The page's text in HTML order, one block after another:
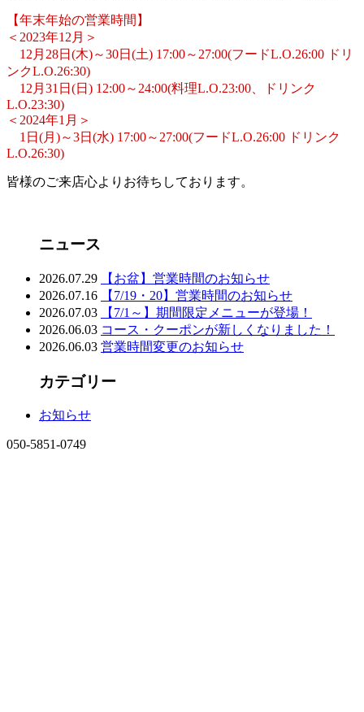
【年末年始の営業時間】
＜2023年12月＞
12月28日(木)～30日(土) 17:00～27:00(フードL.O.26:00 ドリ
ンクL.O.26:30)
12月31日(日) 12:00～24:00(料理L.O.23:00、ドリンク
L.O.23:30)
＜2024年1月＞
1日(月)～3日(水) 17:00～27:00(フードL.O.26:00 ドリンク
L.O.26:30)
皆様のご来店心よりお待ちしております。
ニュース
2026.07.29
【お盆】営業時間のお知らせ
2026.07.16
【7/19・20】営業時間のお知らせ
2026.07.03
【7/1～】期間限定メニューが登場！
2026.06.03 コース・クーポンが新しくなりました！
2026.06.03 営業時間変更のお知らせ
カテゴリー
お知らせ
050-5851-0749